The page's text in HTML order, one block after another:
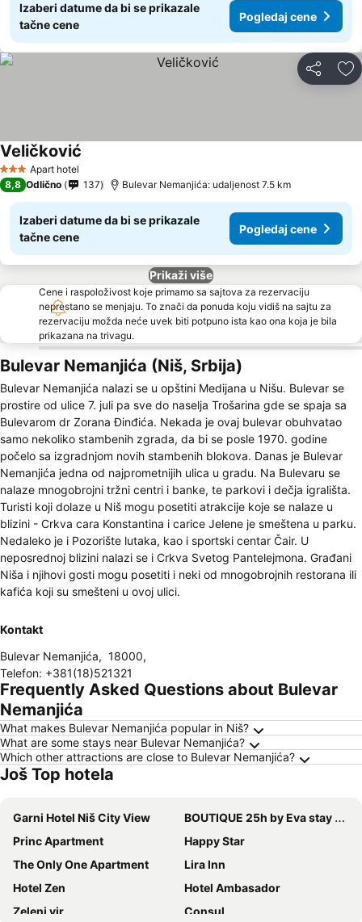
Izaberi datume da bi se prikazale
tačne cene
Pogledaj cene
Deli
3 ZvezdiceApart hotel
Veličković
8,8 Odlično 137 Bulevar Nemanjića: udaljenost 7.5 km
Izaberi datume da bi se prikazale
tačne cene
Pogledaj cene
Prikaži više
Cene i raspoloživost koje primamo sa sajtova za rezervaciju
neprestano se menjaju. To znači da ponuda koju vidiš na sajtu za
rezervaciju možda neće uvek biti potpuno ista kao ona koja je bila
prikazana na trivagu.
Bulevar Nemanjića (Niš, Srbija)
Bulevar Nemanjića nalazi se u opštini Medijana u Nišu. Bulevar se
prostire od ulice 7. juli pa sve do naselja Trošarina gde se spaja sa
Bulevarom dr Zorana Đinđića. Nekada je ovaj bulevar obuhvatao
samo nekoliko stambenih zgrada, da bi se posle 1970. godine
počelo sa izgradnjom novih stambenih blokova. Danas je Bulevar
Nemanjića jedna od najprometnijih ulica u gradu. Na Bulevaru se
nalaze mnogobrojni tržni centri i banke, te parkovi i dečja igrališta.
Turisti koji dolaze u Niš mogu posetiti atrakcije koje se nalaze u
blizini - Crkva cara Konstantina i carice Jelene je smeštena u parku.
Nedaleko je i Pozorište lutaka, kao i sportski centar Čair. U
neposrednoj blizini nalazi se i Crkva Svetog Pantelejmona. Građani
Niša i njihovi gosti mogu posetiti i neki od mnogobrojnih restorana ili
kafića koji su smešteni u ovoj ulici.
Kontakt
Bulevar Nemanjića, 18000,
Telefon: +381(18)521321
Frequently Asked Questions about Bulevar
Nemanjića
What makes Bulevar Nemanjića popular in Niš?
What are some stays near Bulevar Nemanjića?
Which other attractions are close to Bulevar Nemanjića?
Još Top hotela
Garni Hotel Niš City View
BOUTIQUE 25h by Eva stay 018
Princ Apartment
Happy Star
The Only One Apartment
Lira Inn
Hotel Zen
Hotel Ambasador
Zeleni vir
Consul